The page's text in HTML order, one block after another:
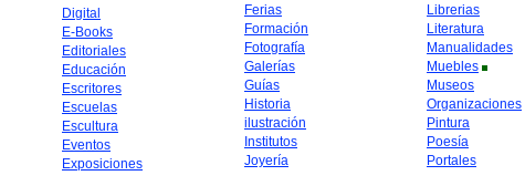
Digital
E-Books
Editoriales
Educación
Escritores
Escuelas
Escultura
Eventos
Exposiciones
Ferias
Formación
Fotografía
Galerías
Guías
Historia
ilustración
Institutos
Joyería
Librerias
Literatura
Manualidades
Muebles
Museos
Organizaciones
Pintura
Poesía
Portales